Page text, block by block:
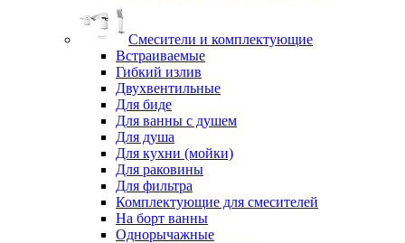
Смесители и комплектующие
Встраиваемые
Гибкий излив
Двухвентильные
Для биде
Для ванны с душем
Для душа
Для кухни (мойки)
Для раковины
Для фильтра
Комплектующие для смесителей
На борт ванны
Однорычажные